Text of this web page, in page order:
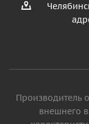
Производитель
внешнего